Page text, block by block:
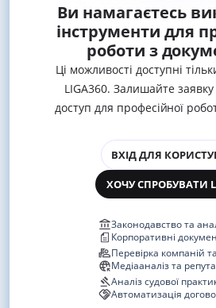
Ви намагаєтесь
інструменти для
роботи з
Ці можливості доступні
LIGA360. Залишайте
доступ для професійної
ВХІД ДЛЯ
ХОЧУ СПРОБУВАТИ
Законодавство та
Корпоративні
Перевірка компаній
Медіааналіз та
Аналіз судової
Автоматизація